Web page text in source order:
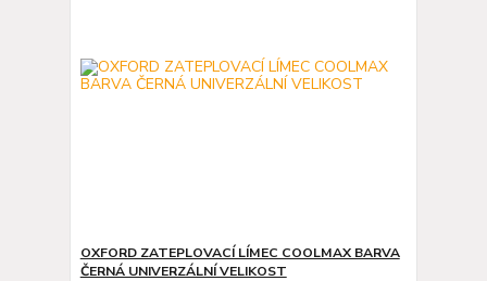
OXFORD ZATEPLOVACÍ LÍMEC COOLMAX BARVA
ČERNÁ UNIVERZÁLNÍ VELIKOST